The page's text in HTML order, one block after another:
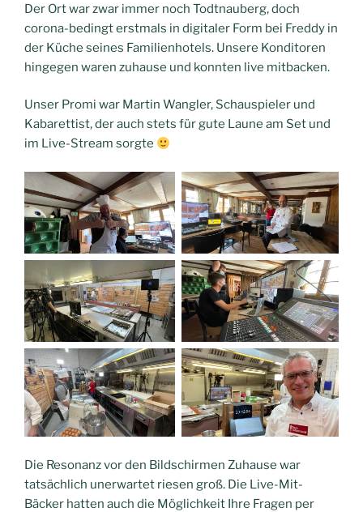
Der Ort war zwar immer noch Todtnauberg, doch
corona-bedingt erstmals in digitaler Form bei Freddy in
der Küche seines Familienhotels. Unsere Konditoren
hingegen waren zuhause und konnten live mitbacken.
Unser Promi war Martin Wangler, Schauspieler und
Kabarettist, der auch stets für gute Laune am Set und
im Live-Stream sorgte
Die Resonanz vor den Bildschirmen Zuhause war
tatsächlich unerwartet riesen groß. Die Live-Mit-
Bäcker hatten auch die Möglichkeit Ihre Fragen per